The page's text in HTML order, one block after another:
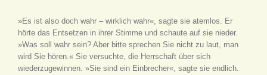
»Es ist also doch wahr – wirklich wahr«, sagte sie atemlos. Er
hörte das Entsetzen in ihrer Stimme und schaute auf sie nieder.
»Was soll wahr sein? Aber bitte sprechen Sie nicht zu laut, man
wird Sie hören.« Sie versuchte, die Herrschaft über sich
wiederzugewinnen. »Sie sind ein Einbrecher«, sagte sie endlich.